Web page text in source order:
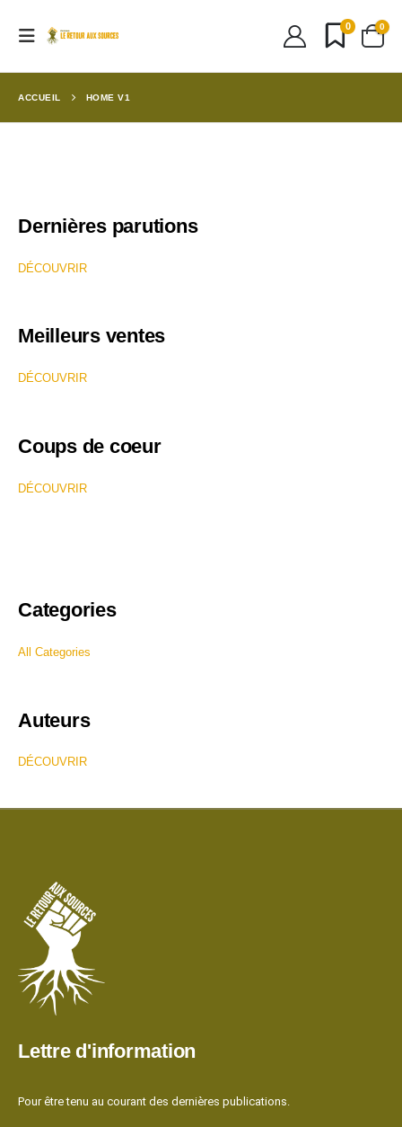
0 0
ACCUEIL HOME V1
Dernières parutions
DÉCOUVRIR
Meilleurs ventes
DÉCOUVRIR
Coups de coeur
DÉCOUVRIR
Categories
All Categories
Auteurs
DÉCOUVRIR
Lettre d'information
Pour être tenu au courant des dernières publications.